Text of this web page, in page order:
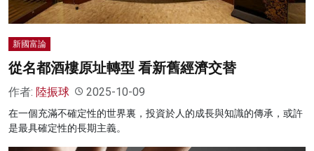
新國富論
從名都酒樓原址轉型 看新舊經濟交替
作者: 陸振球 2025-10-09
在一個充滿不確定性的世界裏，投資於人的成長與知識的傳承，或許
是最具確定性的長期主義。